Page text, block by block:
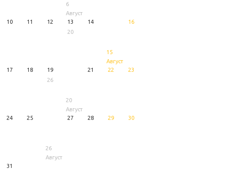
6
Август
10 11 12 13 14
15
Август
16
17 18 19
20
20
Август
21 22 23
24 25
26
26
Август
27 28 29 30
31